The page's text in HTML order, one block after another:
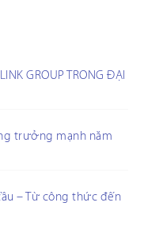
GROUP TRONG ĐẠI
trưởng mạnh năm
– Từ công thức đến